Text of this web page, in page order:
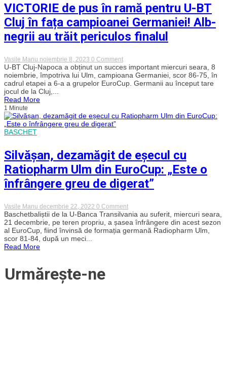
VICTORIE de pus în ramă pentru U-BT
Cluj în fața campioanei Germaniei! Alb-
negrii au trăit periculos finalul
Vasile Manu noiembrie 8, 2023 0 Commenton
VICTORIE
de
pus
în
BT
Germaniei!
Alb-
au
periculos
U-BT Cluj-Napoca a obținut un succes important miercuri seara, 8
noiembrie, împotriva lui Ulm, campioana Germaniei, scor 86-75, în
cadrul etapei a 6-a a grupelor EuroCup. Germanii au început tare
jocul de la Cluj,...
Read More
1 Minute
BASCHET
Silvășan, dezamăgit de eșecul cu
Ratiopharm Ulm din EuroCup: „Este o
înfrângere greu de digerat”
Vasile Manu decembrie 22, 2022 0 Commenton
Silvășan,
dezamăgit
de
eșecul
Baschetbaliștii de la U-Banca Transilvania au suferit, miercuri seara,
21 decembrie, pe teren propriu, a șasea înfrângere din acest sezon
al EuroCup, fiind învinsă de formația germană Radiopharm Ulm,
scor 81-84, după un meci...
Read More
Urmărește-ne